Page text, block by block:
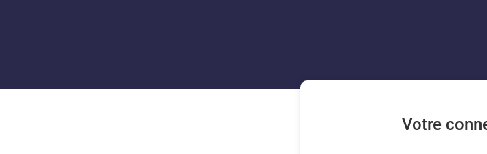
Votre